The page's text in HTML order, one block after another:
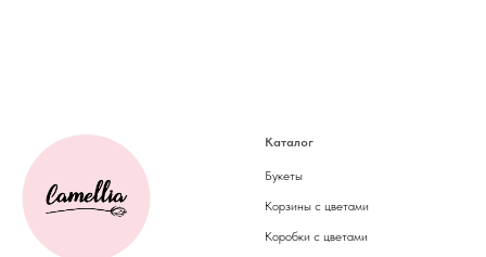
Каталог
Букеты
Корзины с цветами
Коробки с цветами